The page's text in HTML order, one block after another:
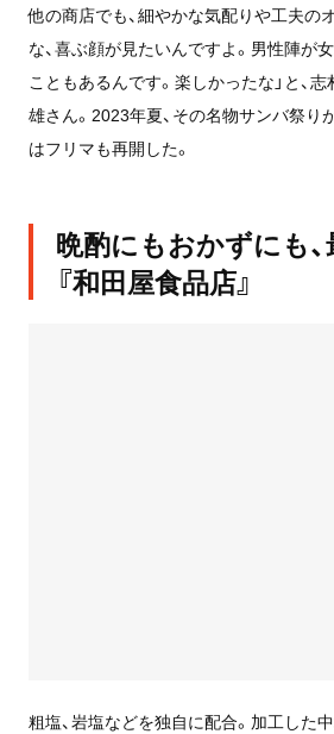
他の商店でも、細やかな気配りや工夫の
な、喜ぶ顔が見たいんですよ。男性陣が
こともあるんです。楽しかったな」と、
雄さん。2023年夏、その名物サンバ祭り
はフリマも再開した。
晩酌にもおかずにも
『和田屋食品店』
粗塩、岩塩などを独自に配合。加工した